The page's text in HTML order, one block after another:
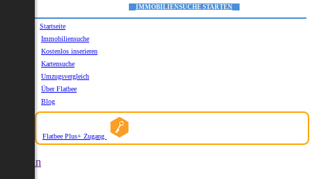
IMMOBILIENSUCHE STARTEN
Startseite
Immobiliensuche
Kostenlos inserieren
Kartensuche
Umzugsvergleich
Über Flatbee
Blog
Flatbee Plus+ Zugang
German